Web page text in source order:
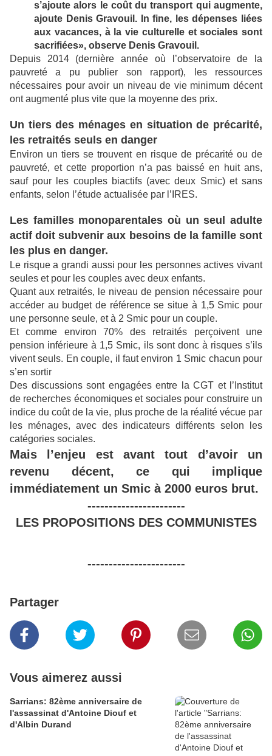
s’ajoute alors le coût du transport qui augmente,
ajoute Denis Gravouil. In fine, les dépenses liées
aux vacances, à la vie culturelle et sociales sont
sacrifiées», observe Denis Gravouil.
Depuis 2014 (dernière année où l’observatoire de la
pauvreté a pu publier son rapport), les ressources
nécessaires pour avoir un niveau de vie minimum décent
ont augmenté plus vite que la moyenne des prix.
Un tiers des ménages en situation de précarité,
les retraités seuls en danger
Environ un tiers se trouvent en risque de précarité ou de
pauvreté, et cette proportion n’a pas baissé en huit ans,
sauf pour les couples biactifs (avec deux Smic) et sans
enfants, selon l’étude actualisée par l’IRES.
Les familles monoparentales où un seul adulte
actif doit subvenir aux besoins de la famille sont
les plus en danger.
Le risque a grandi aussi pour les personnes actives vivant
seules et pour les couples avec deux enfants.
Quant aux retraités, le niveau de pension nécessaire pour
accéder au budget de référence se situe à 1,5 Smic pour
une personne seule, et à 2 Smic pour un couple.
Et comme environ 70% des retraités perçoivent une
pension inférieure à 1,5 Smic, ils sont donc à risques s’ils
vivent seuls. En couple, il faut environ 1 Smic chacun pour
s’en sortir
Des discussions sont engagées entre la CGT et l’Institut
de recherches économiques et sociales pour construire un
indice du coût de la vie, plus proche de la réalité vécue par
les ménages, avec des indicateurs différents selon les
catégories sociales.
Mais l’enjeu est avant tout d’avoir un
revenu décent, ce qui implique
immédiatement un Smic à 2000 euros brut.
-----------------------
LES PROPOSITIONS DES COMMUNISTES
-----------------------
Partager
Vous aimerez aussi
Sarrians: 82ème anniversaire de
l'assassinat d'Antoine Diouf et
d'Albin Durand